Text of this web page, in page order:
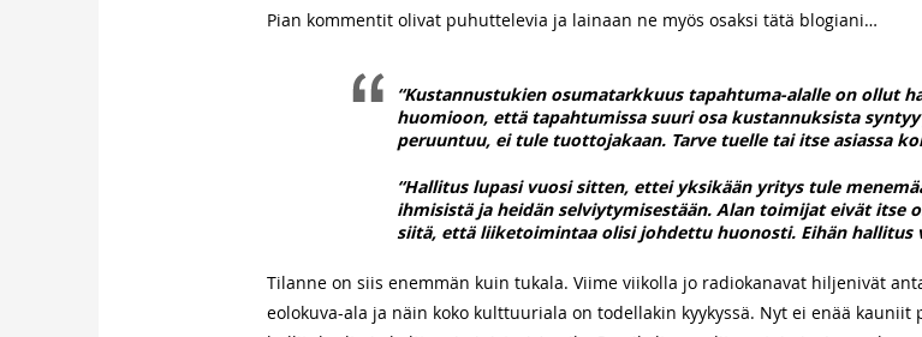
Pian kommentit olivat puhuttelevia ja lainaan ne myös osaksi tätä blogiani…
“Kustannustukien osumatarkkuus tapahtuma-alalle on ollut
huomioon, että tapahtumissa suuri osa kustannuksista
peruuntuu, ei tule tuottojakaan. Tarve tuelle tai itse asiassa
“Hallitus lupasi vuosi sitten, ettei yksikään yritys tule
ihmisistä ja heidän selviytymisestään. Alan toimijat eivät
siitä, että liiketoimintaa olisi johdettu huonosti. Eihän hallitus
Tilanne on siis enemmän kuin tukala. Viime viikolla jo radiokanavat hiljenivät
eolokuva-ala ja näin koko kulttuuriala on todellakin kyykyssä. Nyt ei enää